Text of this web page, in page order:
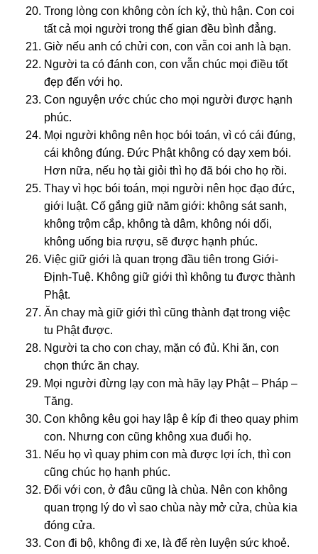
Trong lòng con không còn ích kỷ, thù hận. Con coi
tất cả mọi người trong thế gian đều bình đẳng.
Giờ nếu anh có chửi con, con vẫn coi anh là bạn.
Người ta có đánh con, con vẫn chúc mọi điều tốt
đẹp đến với họ.
Con nguyện ước chúc cho mọi người được hạnh
phúc.
Mọi người không nên học bói toán, vì có cái đúng,
cái không đúng. Đức Phật không có dạy xem bói.
Hơn nữa, nếu họ tài giỏi thì họ đã bói cho họ rồi.
Thay vì học bói toán, mọi người nên học đạo đức,
giới luật. Cố gắng giữ năm giới: không sát sanh,
không trộm cắp, không tà dâm, không nói dối,
không uống bia rượu, sẽ được hạnh phúc.
Việc giữ giới là quan trọng đầu tiên trong Giới-
Định-Tuệ. Không giữ giới thì không tu được thành
Phật.
Ăn chay mà giữ giới thì cũng thành đạt trong việc
tu Phật được.
Người ta cho con chay, mặn có đủ. Khi ăn, con
chọn thức ăn chay.
Mọi người đừng lạy con mà hãy lạy Phật – Pháp –
Tăng.
Con không kêu gọi hay lập ê kíp đi theo quay phim
con. Nhưng con cũng không xua đuổi họ.
Nếu họ vì quay phim con mà được lợi ích, thì con
cũng chúc họ hạnh phúc.
Đối với con, ở đâu cũng là chùa. Nên con không
quan trọng lý do vì sao chùa này mở cửa, chùa kia
đóng cửa.
Con đi bộ, không đi xe, là để rèn luyện sức khoẻ.